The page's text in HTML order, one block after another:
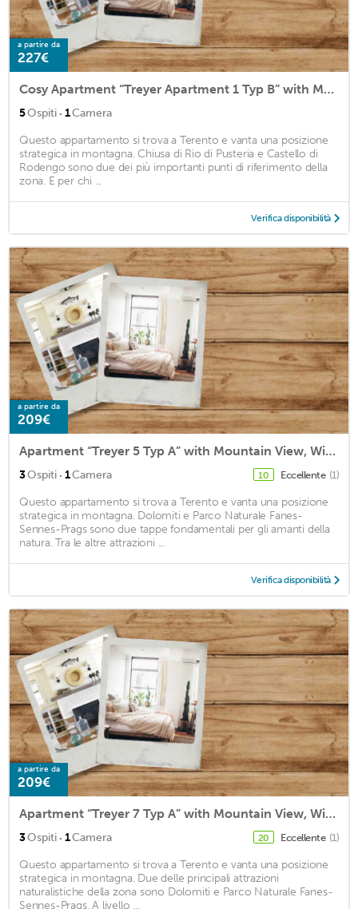
a partire da
227€
Cosy Apartment “Treyer Apartment 1 Typ B” with Mountain View, Wi-Fi, Balcony & Garden; Parking Available
5Ospiti · 1Camera
Questo appartamento si trova a Terento e vanta una posizione
strategica in montagna. Chiusa di Rio di Pusteria e Castello di
Rodengo sono due dei più importanti punti di riferimento della
zona. E per chi ...
Verifica disponibilità
a partire da
209€
Apartment “Treyer 5 Typ A” with Mountain View, Wi-Fi, Balcony & Garden
3Ospiti · 1Camera 10 Eccellente (1)
Questo appartamento si trova a Terento e vanta una posizione
strategica in montagna. Dolomiti e Parco Naturale Fanes-
Sennes-Prags sono due tappe fondamentali per gli amanti della
natura. Tra le altre attrazioni ...
Verifica disponibilità
a partire da
209€
Apartment “Treyer 7 Typ A” with Mountain View, Wi-Fi, Balcony & Garden
3Ospiti · 1Camera 20 Eccellente (1)
Questo appartamento si trova a Terento e vanta una posizione
strategica in montagna. Due delle principali attrazioni
naturalistiche della zona sono Dolomiti e Parco Naturale Fanes-
Sennes-Prags. A livello ...